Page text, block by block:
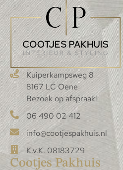
Kuiperkampsweg 8
8167 LC Oene
Bezoek op afspraak!
06 490 02 412
info@cootjespakhuis.nl
K.v.K. 08183729
Cootjes Pakhuis